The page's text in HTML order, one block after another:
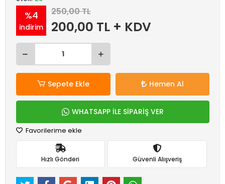
%4
indirim
250,00 TL
200,00 TL + KDV
Sepete Ekle Hemen Al
WHATSAPP İLE SİPARİŞ VER
Favorilerime ekle
Hızlı Gönderi Güvenli Alışveriş